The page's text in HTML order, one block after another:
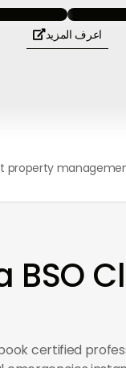
اعرف المزيد
BSO
certified